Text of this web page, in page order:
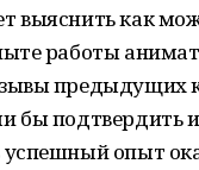
выяснить как
работы
предыдущих
бы подтвердить
успешный опыт